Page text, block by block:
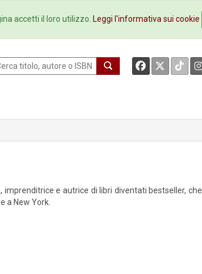
Ebookstore Contatti
e autrice di libri diventati bestseller, che
a New York.
accetti il loro utilizzo. Leggi l'informativa sui cookie